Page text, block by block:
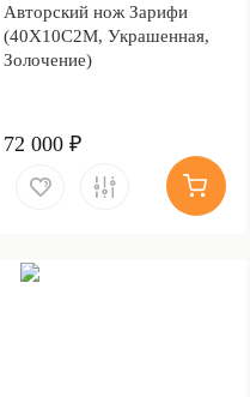
Авторский нож Зарифи
(40Х10С2М, Украшенная,
Золочение)
72 000 ₽